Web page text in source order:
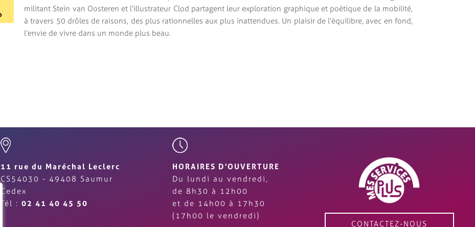
militant Stein van Oosteren et l’illustrateur Clod partagent leur exploration graphique et poétique de la mobilité,
à travers 50 drôles de raisons, des plus rationnelles aux plus inattendues. Un plaisir de l’équilibre, avec en fond,
l’envie de vivre dans un monde plus beau.
11 rue du Maréchal Leclerc
CS54030 - 49408 Saumur
Cedex
Tél : 02 41 40 45 50
HORAIRES D'OUVERTURE
Du lundi au vendredi,
de 8h30 à 12h00
et de 14h00 à 17h30
(17h00 le vendredi)
CONTACTEZ-NOUS